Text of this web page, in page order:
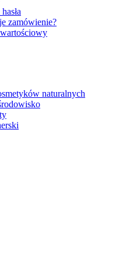
zamówienie?
naturalnych